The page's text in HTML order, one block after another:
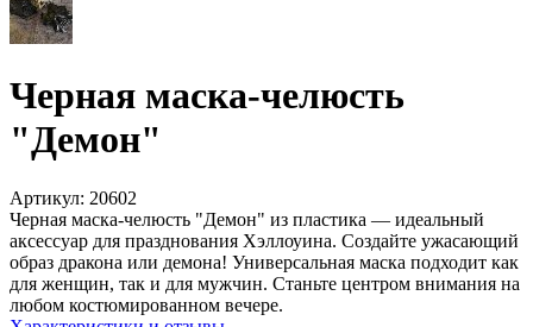
Черная маска-челюсть
"Демон"
Артикул: 20602
Черная маска-челюсть "Демон" из пластика — идеальный
аксессуар для празднования Хэллоуина. Создайте ужасающий
образ дракона или демона! Универсальная маска подходит как
для женщин, так и для мужчин. Станьте центром внимания на
любом костюмированном вечере.